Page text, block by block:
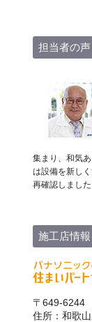
担当者の声
集まり、和気
は設備を新し
再確認しました
施工店情報
〒649-6244
住所：和歌